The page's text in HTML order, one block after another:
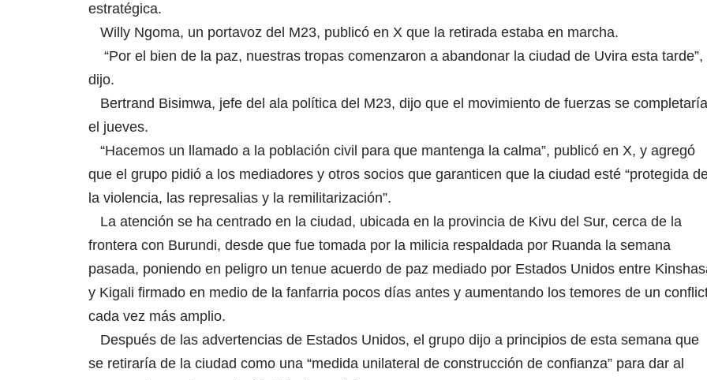
estratégica.
Willy Ngoma, un portavoz del M23, publicó en X que la retirada estaba en marcha.
“Por el bien de la paz, nuestras tropas comenzaron a abandonar la ciudad de Uvira esta tarde”,
dijo.
Bertrand Bisimwa, jefe del ala política del M23, dijo que el movimiento de fuerzas se completaría
el jueves.
“Hacemos un llamado a la población civil para que mantenga la calma”, publicó en X, y agregó
que el grupo pidió a los mediadores y otros socios que garanticen que la ciudad esté “protegida
la violencia, las represalias y la remilitarización”.
La atención se ha centrado en la ciudad, ubicada en la provincia de Kivu del Sur, cerca de la
frontera con Burundi, desde que fue tomada por la milicia respaldada por Ruanda la semana
pasada, poniendo en peligro un tenue acuerdo de paz mediado por Estados Unidos entre
y Kigali firmado en medio de la fanfarria pocos días antes y aumentando los temores de un
cada vez más amplio.
Después de las advertencias de Estados Unidos, el grupo dijo a principios de esta semana que
se retiraría de la ciudad como una “medida unilateral de construcción de confianza” para dar al